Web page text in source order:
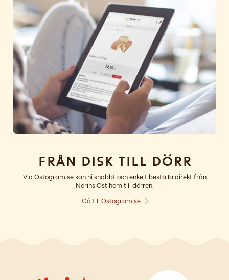
Från disk till dörr
Via Ostogram.se kan ni snabbt och enkelt beställa direkt från
Norins Ost hem till dörren.
Gå till Ostogram.se